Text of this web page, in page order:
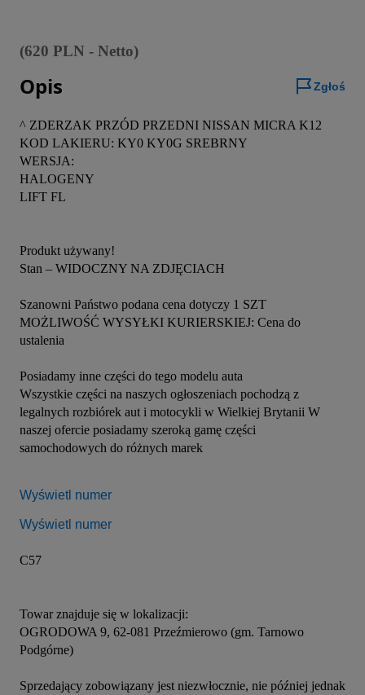
(620 PLN - Netto)
Opis Zgłoś
^ ZDERZAK PRZÓD PRZEDNI NISSAN MICRA K12
KOD LAKIERU: KY0 KY0G SREBRNY
WERSJA:
HALOGENY
LIFT FL
Produkt używany!
Stan – WIDOCZNY NA ZDJĘCIACH
Szanowni Państwo podana cena dotyczy 1 SZT
MOŻLIWOŚĆ WYSYŁKI KURIERSKIEJ: Cena do
ustalenia
Posiadamy inne części do tego modelu auta
Wszystkie części na naszych ogłoszeniach pochodzą z
legalnych rozbiórek aut i motocykli w Wielkiej Brytanii W
naszej ofercie posiadamy szeroką gamę części
samochodowych do różnych marek
Wyświetl numer
Wyświetl numer
C57
Towar znajduje się w lokalizacji:
OGRODOWA 9, 62-081 Przeźmierowo (gm. Tarnowo
Podgórne)
Sprzedający zobowiązany jest niezwłocznie, nie później jednak